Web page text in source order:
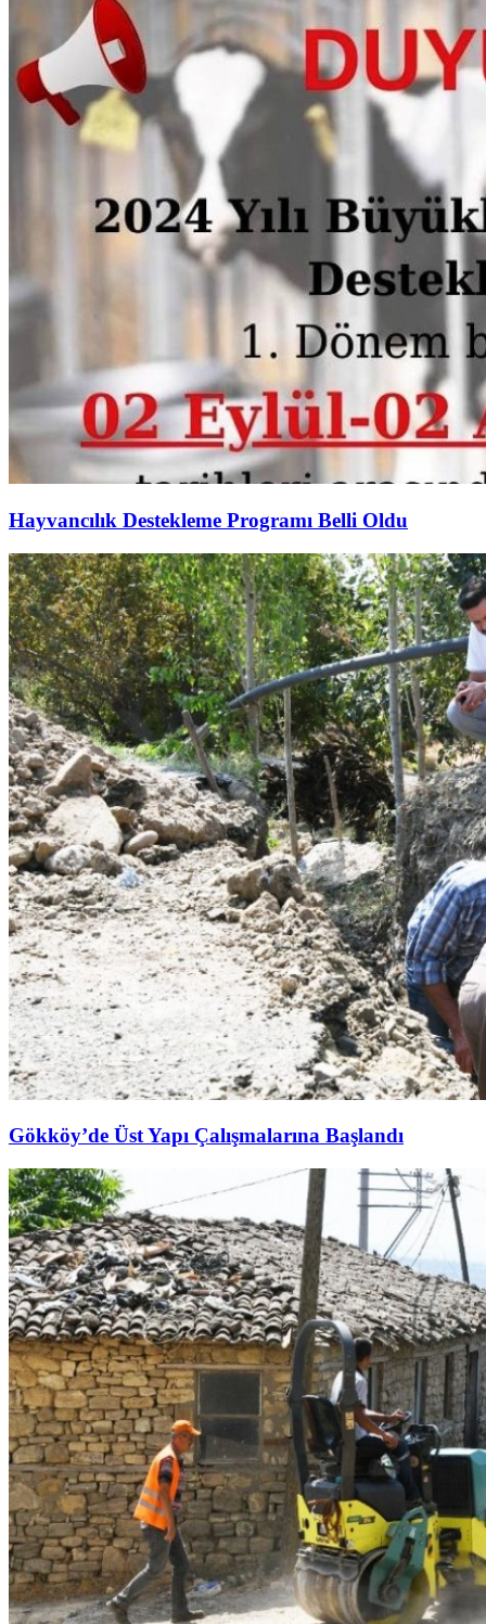
Hayvancılık Destekleme Programı Belli Oldu
Gökköy’de Üst Yapı Çalışmalarına Başlandı